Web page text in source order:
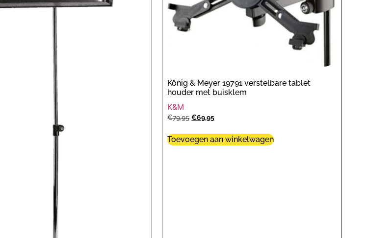
König & Meyer 19791 verstelbare tablet
houder met buisklem
K&M
€79,95 €69,95
Toevoegen aan winkelwagen